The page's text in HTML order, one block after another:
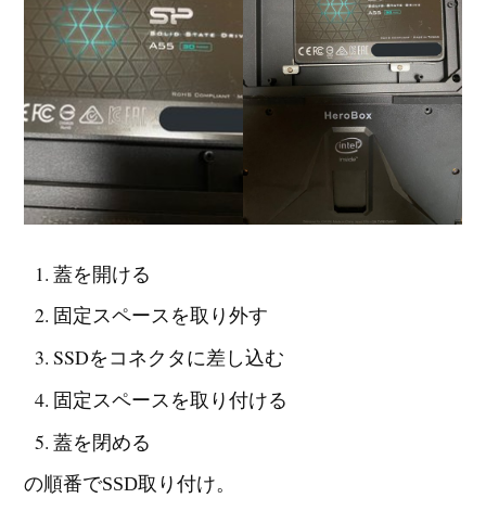
蓋を開ける
固定スペースを取り外す
SSDをコネクタに差し込む
固定スペースを取り付ける
蓋を閉める
の順番でSSD取り付け。